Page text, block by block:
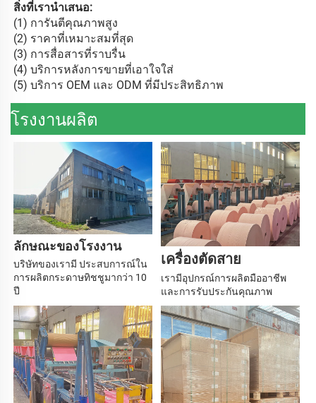
สิ่งที่เรานำเสนอ:
(1) การันตีคุณภาพสูง
(2) ราคาที่เหมาะสมที่สุด
(3) การสื่อสารที่ราบรื่น
(4) บริการหลังการขายที่เอาใจใส่
(5) บริการ OEM และ ODM ที่มีประสิทธิภาพ
โรงงานผลิต
ลักษณะของโรงงาน
บริษัทของเรามี ประสบการณ์ใน
การผลิตกระดาษทิชชูมากว่า 10
ปี
เครื่องตัดสาย
เรามีอุปกรณ์การผลิตมืออาชีพ
และการรับประกันคุณภาพ